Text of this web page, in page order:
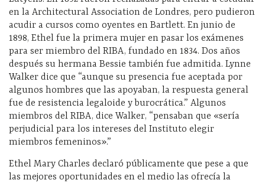
en la Architectural Association de Londres, pero pudieron
acudir a cursos como oyentes en Bartlett. En junio de
1898, Ethel fue la primera mujer en pasar los exámenes
para ser miembro del RIBA, fundado en 1834. Dos años
después su hermana Bessie también fue admitida. Lynne
Walker dice que “aunque su presencia fue aceptada por
algunos hombres que las apoyaban, la respuesta general
fue de resistencia legaloide y burocrática.” Algunos
miembros del RIBA, dice Walker, “pensaban que «sería
perjudicial para los intereses del Instituto elegir
miembros femeninos».”
Ethel Mary Charles declaró públicamente que pese a que
las mejores oportunidades en el medio las ofrecía la